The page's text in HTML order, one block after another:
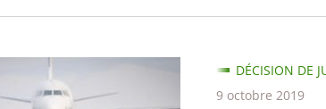
DÉCISION DE
9 octobre 2019